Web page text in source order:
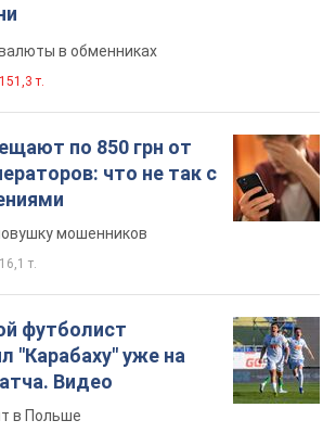
в обменниках
151,3 т.
по 850 грн от
что не так с
мошенников
16,1 т.
футболист
"Карабаху" уже на
Видео
в Польше